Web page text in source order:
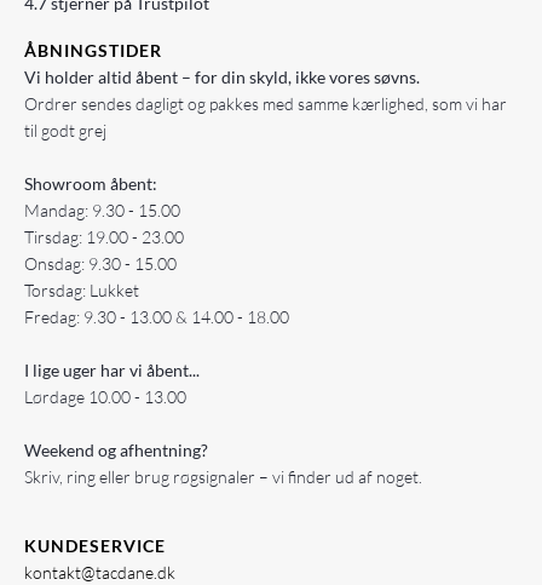
ÅBNINGSTIDER
Vi holder altid åbent – for din skyld, ikke vores søvns.
Ordrer sendes dagligt og pakkes med samme kærlighed, som vi har
til godt grej
Showroom åbent:
Mandag: 9.30 - 15.00
Tirsdag: 19.00 - 23.00
Onsdag: 9.30 - 15.00
Torsdag: Lukket
Fredag: 9.30 - 13.00 & 14.00 - 18.00
I lige uger har vi åbent...
Lørdage 10.00 - 13.00
Weekend og afhentning?
Skriv, ring eller brug røgsignaler – vi finder ud af noget.
KUNDESERVICE
kontakt@tacdane.dk